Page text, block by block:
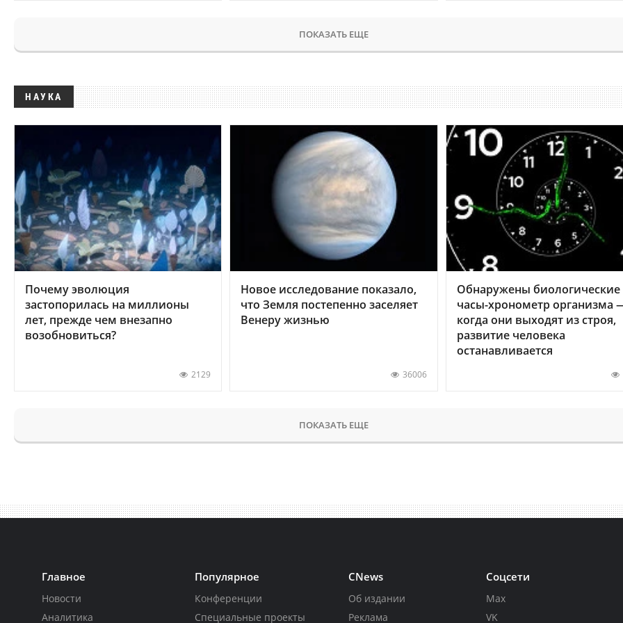
ПОКАЗАТЬ ЕЩЕ
НАУКА
Почему эволюция
застопорилась на миллионы
лет, прежде чем внезапно
возобновиться?
2129
Новое исследование показало,
что Земля постепенно заселяет
Венеру жизнью
36006
Обнаружены биологические
часы-хронометр организма
когда они выходят из строя,
развитие человека
останавливается
ПОКАЗАТЬ ЕЩЕ
Главное
Новости
Аналитика
Популярное
Конференции
Специальные проекты
CNews
Об издании
Реклама
Соцсети
Max
VK